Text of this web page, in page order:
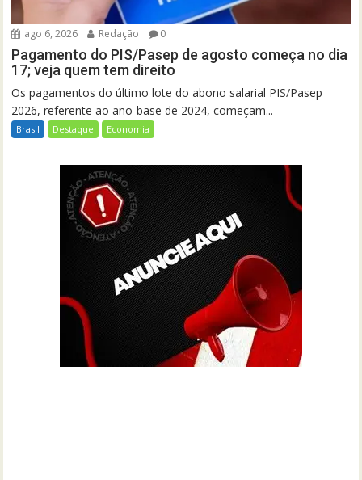
ago 6, 2026 Redação 0
Pagamento do PIS/Pasep de agosto começa no dia
17; veja quem tem direito
Os pagamentos do último lote do abono salarial PIS/Pasep
2026, referente ao ano-base de 2024, começam...
Brasil Destaque Economia